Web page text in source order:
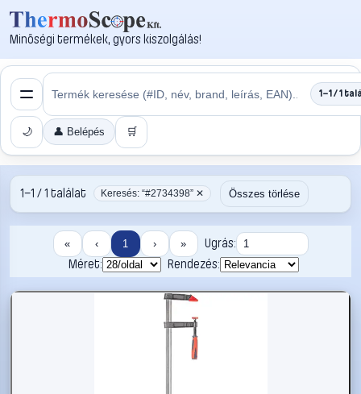
Minőségi termékek, gyors kiszolgálás!
1–1 / 1
🌙 👤 Belépés 🛒
1–1 / 1 találat Keresés: “#2734398” ✕ Összes törlése
« ‹ 1 › »
Ugrás:
Méret:
Rendezés: